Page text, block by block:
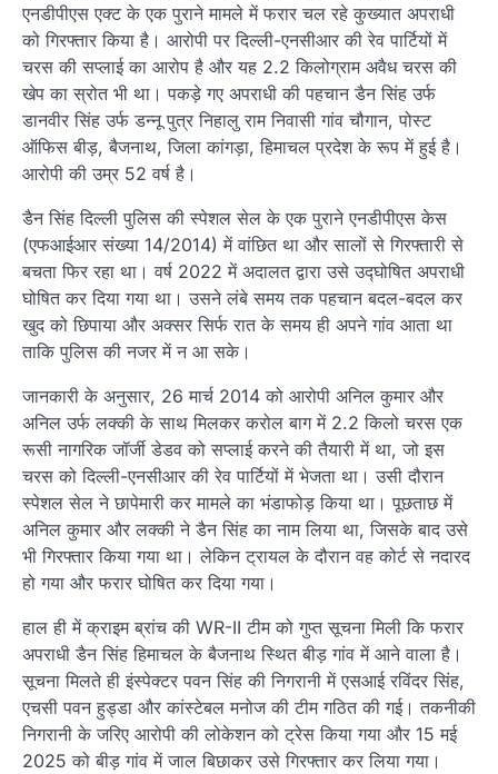
एनडीपीएस एक्ट के एक पुराने मामले में फरार चल रहे कुख्यात अपराधी
को गिरफ्तार किया है। आरोपी पर दिल्ली-एनसीआर की रेव पार्टियों में
चरस की सप्लाई का आरोप है और यह 2.2 किलोग्राम अवैध चरस की
खेप का स्रोत भी था। पकड़े गए अपराधी की पहचान डैन सिंह उर्फ
डानवीर सिंह उर्फ डन्नू पुत्र निहालु राम निवासी गांव चौगान, पोस्ट
ऑफिस बीड़, बैजनाथ, जिला कांगड़ा, हिमाचल प्रदेश के रूप में हुई है।
आरोपी की उम्र 52 वर्ष है।
डैन सिंह दिल्ली पुलिस की स्पेशल सेल के एक पुराने एनडीपीएस केस
(एफआईआर संख्या 14/2014) में वांछित था और सालों से गिरफ्तारी से
बचता फिर रहा था। वर्ष 2022 में अदालत द्वारा उसे उद्घोषित अपराधी
घोषित कर दिया गया था। उसने लंबे समय तक पहचान बदल-बदल कर
खुद को छिपाया और अक्सर सिर्फ रात के समय ही अपने गांव आता था
ताकि पुलिस की नजर में न आ सके।
जानकारी के अनुसार, 26 मार्च 2014 को आरोपी अनिल कुमार और
अनिल उर्फ लक्की के साथ मिलकर करोल बाग में 2.2 किलो चरस एक
रूसी नागरिक जॉर्जी डेडव को सप्लाई करने की तैयारी में था, जो इस
चरस को दिल्ली-एनसीआर की रेव पार्टियों में भेजता था। उसी दौरान
स्पेशल सेल ने छापेमारी कर मामले का भंडाफोड़ किया था। पूछताछ में
अनिल कुमार और लक्की ने डैन सिंह का नाम लिया था, जिसके बाद उसे
भी गिरफ्तार किया गया था। लेकिन ट्रायल के दौरान वह कोर्ट से नदारद
हो गया और फरार घोषित कर दिया गया।
हाल ही में क्राइम ब्रांच की WR-II टीम को गुप्त सूचना मिली कि फरार
अपराधी डैन सिंह हिमाचल के बैजनाथ स्थित बीड़ गांव में आने वाला है।
सूचना मिलते ही इंस्पेक्टर पवन सिंह की निगरानी में एसआई रविंदर सिंह,
एचसी पवन हुड्डा और कांस्टेबल मनोज की टीम गठित की गई। तकनीकी
निगरानी के जरिए आरोपी की लोकेशन को ट्रेस किया गया और 15 मई
2025 को बीड़ गांव में जाल बिछाकर उसे गिरफ्तार कर लिया गया।